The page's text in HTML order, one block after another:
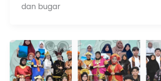
dan bugar